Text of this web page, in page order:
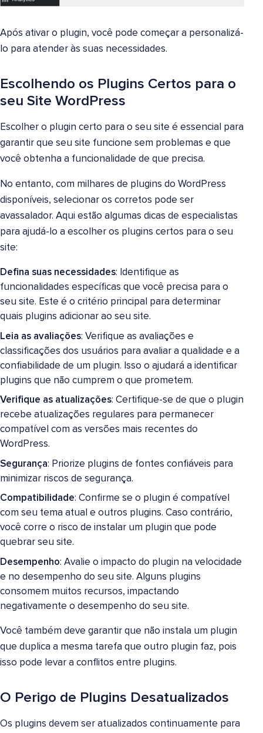
Após ativar o plugin, você pode começar a personalizá-
lo para atender às suas necessidades.
Escolhendo os Plugins Certos para o
seu Site WordPress
Escolher o plugin certo para o seu site é essencial para
garantir que seu site funcione sem problemas e que
você obtenha a funcionalidade de que precisa.
No entanto, com milhares de plugins do WordPress
disponíveis, selecionar os corretos pode ser
avassalador. Aqui estão algumas dicas de especialistas
para ajudá-lo a escolher os plugins certos para o seu
site:
Defina suas necessidades: Identifique as
funcionalidades específicas que você precisa para o
seu site. Este é o critério principal para determinar
quais plugins adicionar ao seu site.
Leia as avaliações: Verifique as avaliações e
classificações dos usuários para avaliar a qualidade e a
confiabilidade de um plugin. Isso o ajudará a identificar
plugins que não cumprem o que prometem.
Verifique as atualizações: Certifique-se de que o plugin
recebe atualizações regulares para permanecer
compatível com as versões mais recentes do
WordPress.
Segurança: Priorize plugins de fontes confiáveis para
minimizar riscos de segurança.
Compatibilidade: Confirme se o plugin é compatível
com seu tema atual e outros plugins. Caso contrário,
você corre o risco de instalar um plugin que pode
quebrar seu site.
Desempenho: Avalie o impacto do plugin na velocidade
e no desempenho do seu site. Alguns plugins
consomem muitos recursos, impactando
negativamente o desempenho do seu site.
Você também deve garantir que não instala um plugin
que duplica a mesma tarefa que outro plugin faz, pois
isso pode levar a conflitos entre plugins.
O Perigo de Plugins Desatualizados
Os plugins devem ser atualizados continuamente para